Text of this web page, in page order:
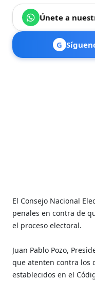
Únete a
G
El Consejo Nacional
penales en contra de
el proceso electoral.
Juan Pablo Pozo,
que atenten contra los
establecidos en el